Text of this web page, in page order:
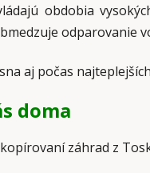
obdobia
odparovanie
aj počas
doma
záhrad z